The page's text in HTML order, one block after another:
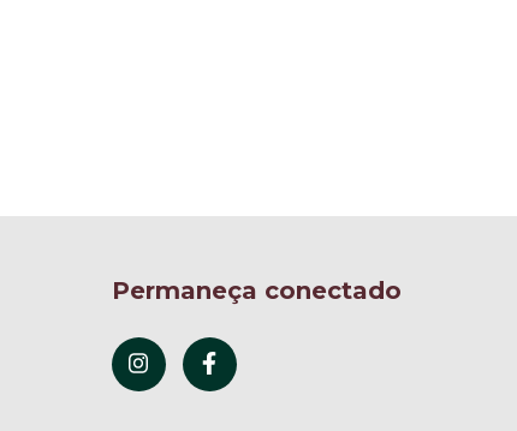
Permaneça conectado